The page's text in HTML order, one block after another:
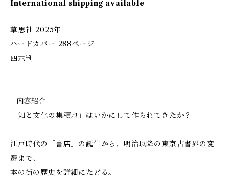
International shipping available
草思社 2025年
ハードカバー 288ページ
四六判
- 内容紹介 -
「知と文化の集積地」はいかにして作られてきたか？
江戸時代の「書店」の誕生から、明治以降の東京古書界の変
遷まで、
本の街の歴史を詳細にたどる。